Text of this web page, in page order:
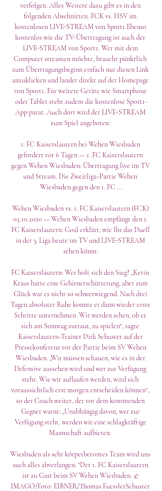
verfolgen. Alles Weitere dazu gibt es in den
folgenden Abschnitten. FCK vs. HSV im
kostenlosen LIVE-STREAM von Sport1 Ebenso
kostenlos wie die TV-Übertragung ist auch der
LIVE-STREAM von Sport1. Wer mit dem
Computer streamen möchte, braucht pünktlich
zum Übertragungsbeginn einfach nur diesen Link
anzuklicken und landet direkt auf der Homepage
von Sport1. Für weitere Geräte wie Smartphone
oder Tablet steht zudem die kostenlose Sport1-
App parat. Auch dort wird der LIVE-STREAM
zum Spiel angeboten.
1. FC Kaiserslautern bei Wehen Wiesbaden
gefordert vor 6 Tagen — 1. FC Kaiserslautern
gegen Wehen Wiesbaden: Übertragung live im TV
und Stream. Die Zweitliga-Partie Wehen
Wiesbaden gegen den 1. FC ...
Wehen Wiesbaden vs. 1. FC Kaiserslautern (FCK)
05.10.2020 — Wehen Wiesbaden empfängt den 1.
FC Kaiserslautern: Goal erklärt, wie Ihr das Duell
in der 3. Liga heute im TV und LIVE-STREAM
sehen könnt.
FC Kaiserslautern: Wer holt sich den Sieg? „Kevin
Kraus hatte eine Gehirnerschütterung, aber zum
Glück war es nicht so schwerwiegend. Nach drei
Tagen absoluter Ruhe konnte er dann wieder erste
Schritte unternehmen. Wir werden sehen, ob er
sich am Sonntag zutraut, zu spielen“, sagte
Kaiserslautern-Trainer Dirk Schuster auf der
Pressekonferenz vor der Partie beim SV Wehen
Wiesbaden. „Wir müssen schauen, wie es in der
Defensive aussehen wird und wer zur Verfügung
steht. Wie wir auflaufen werden, wird sich
voraussichtlich erst morgen entscheiden können“,
so der Coach weiter, der vor dem kommenden
Gegner warnt: „Unabhängig davon, wer zur
Verfügung steht, werden wir eine schlagkräftige
Mannschaft aufbieten.
Wiesbaden als sehr körperbetontes Team wird uns
auch alles abverlangen. “Der 1. FC Kaiserslautern
ist zu Gast beim SV Wehen Wiesbaden. ©
IMAGO/Foto: EIBNER/Thomas FuesslerSchuster